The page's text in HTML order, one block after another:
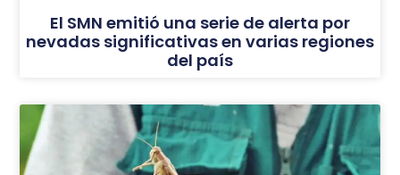
El SMN emitió una serie de alerta por
nevadas significativas en varias regiones
del país